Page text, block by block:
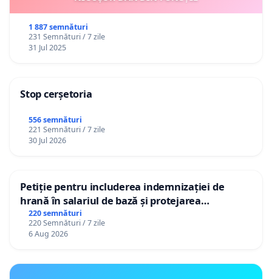
1 887 semnături
231 Semnături / 7 zile
31 Jul 2025
Stop cerșetoria
556 semnături
221 Semnături / 7 zile
30 Jul 2026
Petiție pentru includerea indemnizației de
hrană în salariul de bază și protejarea
gradațiilor de vechime pentru asistenții
personali
220 semnături
220 Semnături / 7 zile
6 Aug 2026